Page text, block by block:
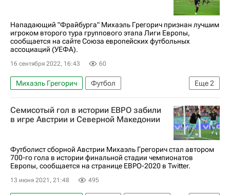
Нападающий "Фрайбурга" Михаэль Грегорич признан лучшим
игроком второго тура группового этапа Лиги Европы,
сообщается на сайте Союза европейских футбольных
ассоциаций (УЕФА).
16 сентября 2022, 16:43 60
Еще2
Михаэль Грегорич
Футбол
Лига Европы УЕФА 2026-2027
Фрайбург
Семисотый гол в истории ЕВРО забили
в игре Австрии и Северной Македонии
Футболист сборной Австрии Михаэль Грегорич стал автором
700-го гола в истории финальной стадии чемпионатов
Европы, сообщается на странице ЕВРО-2020 в Twitter.
13 июня 2021, 21:48 495